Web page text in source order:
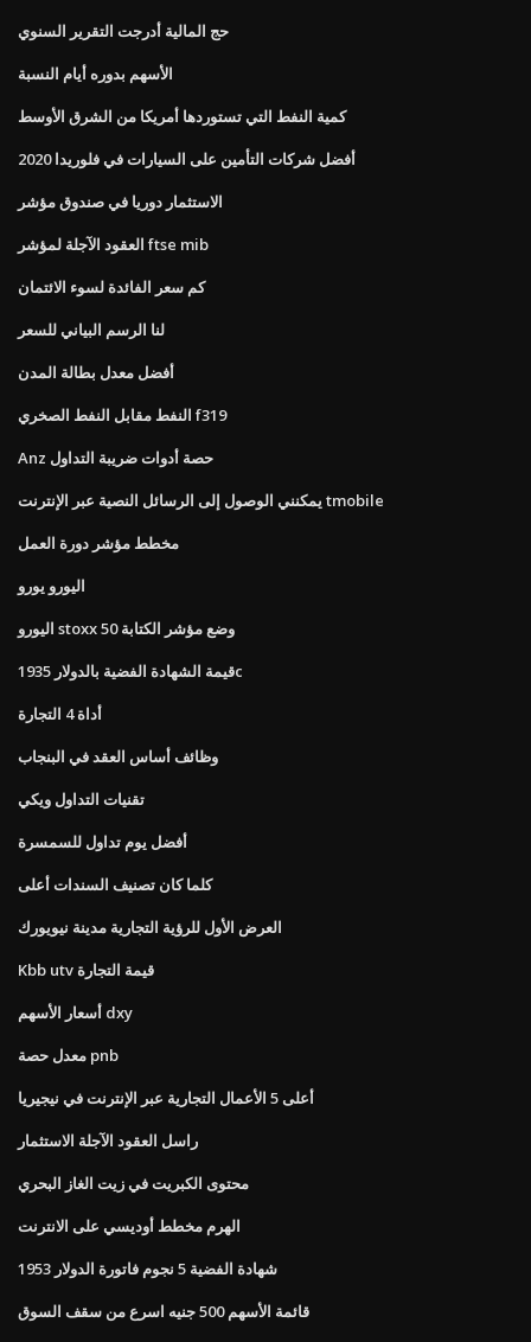
حج المالية أدرجت التقرير السنوي
الأسهم بدوره أيام النسبة
كمية النفط التي تستوردها أمريكا من الشرق الأوسط
أفضل شركات التأمين على السيارات في فلوريدا 2020
الاستثمار دوريا في صندوق مؤشر
العقود الآجلة لمؤشر ftse mib
كم سعر الفائدة لسوء الائتمان
لنا الرسم البياني للسعر
أفضل معدل بطالة المدن
النفط مقابل النفط الصخري f319
Anz حصة أدوات ضريبة التداول
يمكنني الوصول إلى الرسائل النصية عبر الإنترنت tmobile
مخطط مؤشر دورة العمل
اليورو يورو
اليورو stoxx 50 وضع مؤشر الكتابة
قيمة الشهادة الفضية بالدولار 1935c
أداة 4 التجارة
وظائف أساس العقد في البنجاب
تقنيات التداول ويكي
أفضل يوم تداول للسمسرة
كلما كان تصنيف السندات أعلى
العرض الأول للرؤية التجارية مدينة نيويورك
Kbb utv قيمة التجارة
أسعار الأسهم dxy
معدل حصة pnb
أعلى 5 الأعمال التجارية عبر الإنترنت في نيجيريا
راسل العقود الآجلة الاستثمار
محتوى الكبريت في زيت الغاز البحري
الهرم مخطط أوديسي على الانترنت
1953 شهادة الفضية 5 نجوم فاتورة الدولار
قائمة الأسهم 500 جنيه اسرع من سقف السوق